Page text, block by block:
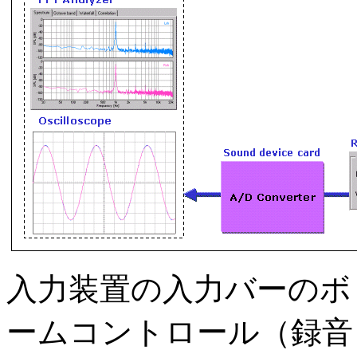
入力装置の入力バーの
ームコントロール（録